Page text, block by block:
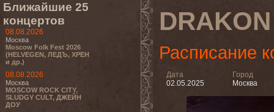
Ближайшие 25
концертов
08.08.2026
Москва
Moscow Folk Fest 2026
(HELVEGEN, ЛЕДЪ, ХРЕН
и др.)
08.08.2026
Москва
MOSCOW ROCK CITY,
SLUDGY CULT, ДЖЕЙН
ДОУ
DRAKON
Расписание
Дата
02.05.2025
Город
Москва